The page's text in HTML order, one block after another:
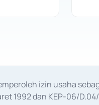
izin usaha
1992 dan KEP-06/